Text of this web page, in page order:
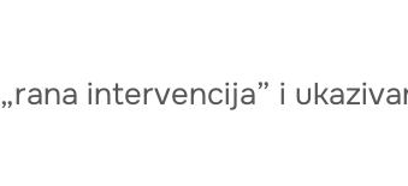
intervencija” i